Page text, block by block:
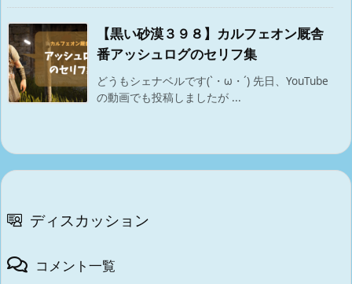
【黒い砂漠３９８】カルフェオン厩舎
番アッシュログのセリフ集
どうもシェナベルです(`・ω・´) 先日、YouTube
の動画でも投稿しましたが ...
ディスカッション
コメント一覧